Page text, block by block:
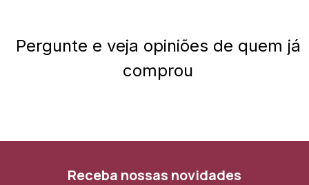
Pergunte e veja opiniões de quem já
comprou
Receba nossas novidades